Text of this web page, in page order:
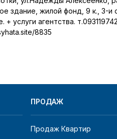
здание, жилой фонд, 9 к., 3-и
услуги агентства.
8835
ПРОДАЖ
Продаж Квартир